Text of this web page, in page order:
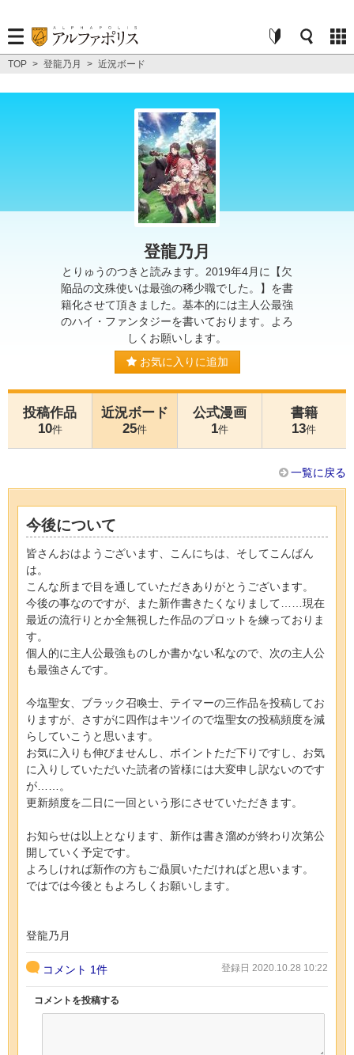
TOP > 登龍乃月 > 近況ボード
登龍乃月
とりゅうのつきと読みます。2019年4月に【欠
陥品の文殊使いは最強の稀少職でした。】を書
籍化させて頂きました。基本的には主人公最強
のハイ・ファンタジーを書いております。よろ
しくお願いします。
お気に入りに追加
投稿作品
10件
近況ボード
25件
公式漫画
1件
書籍
13件
一覧に戻る
今後について
皆さんおはようございます、こんにちは、そしてこんばん
は。
こんな所まで目を通していただきありがとうございます。
今後の事なのですが、また新作書きたくなりまして……現在
最近の流行りとか全無視した作品のプロットを練っておりま
す。
個人的に主人公最強ものしか書かない私なので、次の主人公
も最強さんです。
今塩聖女、ブラック召喚士、テイマーの三作品を投稿してお
りますが、さすがに四作はキツイので塩聖女の投稿頻度を減
らしていこうと思います。
お気に入りも伸びませんし、ポイントただ下りですし、お気
に入りしていただいた読者の皆様には大変申し訳ないのです
が……。
更新頻度を二日に一回という形にさせていただきます。
お知らせは以上となります、新作は書き溜めが終わり次第公
開していく予定です。
よろしければ新作の方もご贔屓いただければと思います。
ではでは今後ともよろしくお願いします。
登龍乃月
コメント 1件 登録日 2020.10.28 10:22
コメントを投稿する